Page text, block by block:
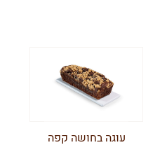
עוגה בחושה קפה